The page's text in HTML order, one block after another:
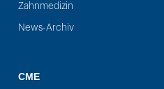
Zahnmedizin
News-Archiv
CME